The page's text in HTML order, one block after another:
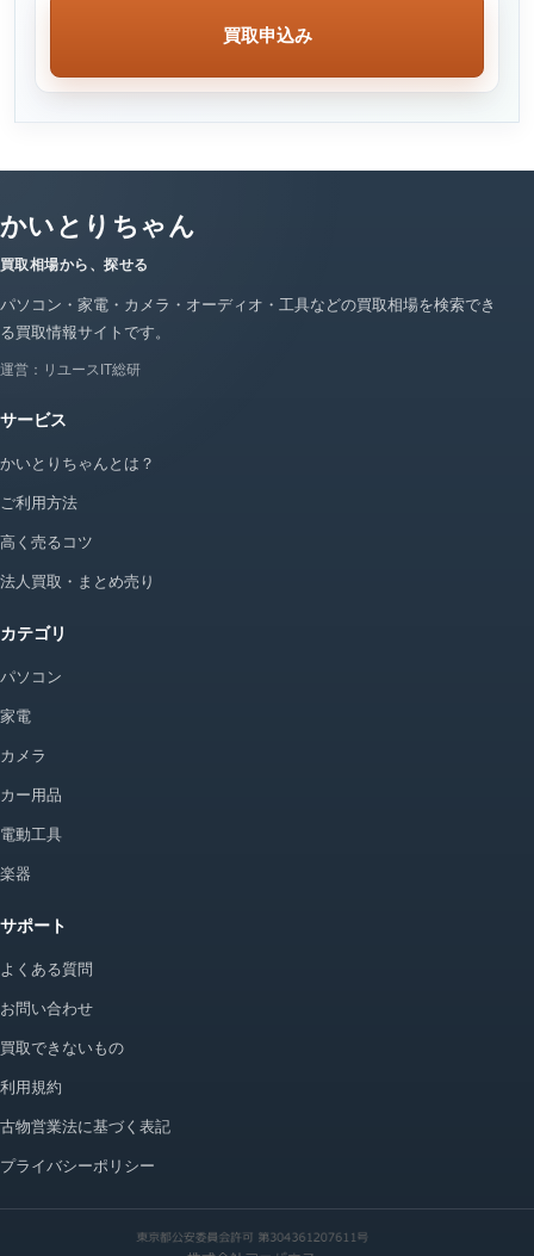
買取申込み
かいとりちゃん
買取相場から、探せる
パソコン・家電・カメラ・オーディオ・工具などの買取相場を検索でき
る買取情報サイトです。
運営：リユースIT総研
サービス
かいとりちゃんとは？
ご利用方法
高く売るコツ
法人買取・まとめ売り
カテゴリ
パソコン
家電
カメラ
カー用品
電動工具
楽器
サポート
よくある質問
お問い合わせ
買取できないもの
利用規約
古物営業法に基づく表記
プライバシーポリシー